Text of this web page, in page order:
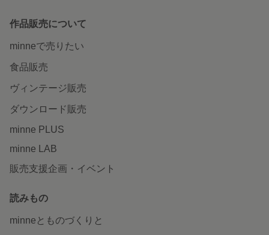
作品販売について
minneで売りたい
食品販売
ヴィンテージ販売
ダウンロード販売
minne PLUS
minne LAB
販売支援企画・イベント
読みもの
minneとものづくりと